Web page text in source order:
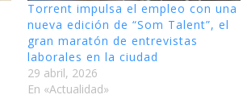
Torrent impulsa el empleo con una
nueva edición de “Som Talent”, el
gran maratón de entrevistas
laborales en la ciudad
29 abril, 2026
En «Actualidad»